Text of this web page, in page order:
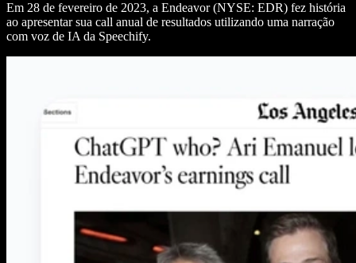
Em 28 de fevereiro de 2023, a Endeavor (NYSE: EDR) fez história
ao apresentar sua call anual de resultados utilizando uma narração
com voz de IA da Speechify.